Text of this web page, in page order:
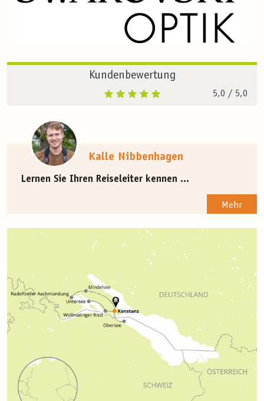
Kundenbewertung
5,0 / 5,0
Kalle Nibbenhagen
Lernen Sie Ihren Reiseleiter kennen ...
Mehr